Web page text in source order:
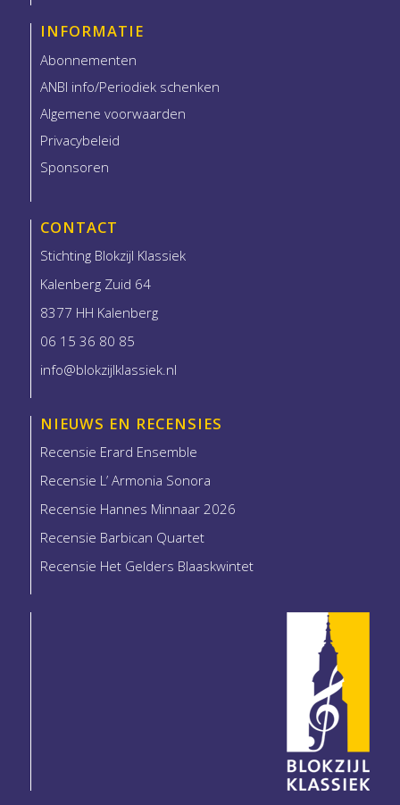
INFORMATIE
Abonnementen
ANBI info/Periodiek schenken
Algemene voorwaarden
Privacybeleid
Sponsoren
CONTACT
Stichting Blokzijl Klassiek
Kalenberg Zuid 64
8377 HH Kalenberg
06 15 36 80 85
info@blokzijlklassiek.nl
NIEUWS EN RECENSIES
Recensie Erard Ensemble
Recensie L’ Armonia Sonora
Recensie Hannes Minnaar 2026
Recensie Barbican Quartet
Recensie Het Gelders Blaaskwintet